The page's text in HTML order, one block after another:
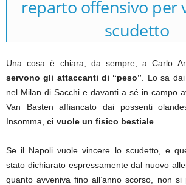
reparto offensivo per
scudetto
Una cosa è chiara, da sempre, a Carlo
servono gli attaccanti di “peso” . Lo sa
nel Milan di Sacchi e davanti a sé in campo
Van Basten affiancato dai possenti
Insomma, ci vuole un fisico bestiale
Se il Napoli vuole vincere lo scudetto, e
stato dichiarato espressamente dal nuovo
quanto avveniva fino all’anno scorso, non